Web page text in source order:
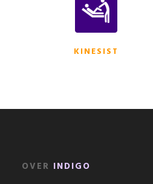
KINESIST
OVER INDIGO